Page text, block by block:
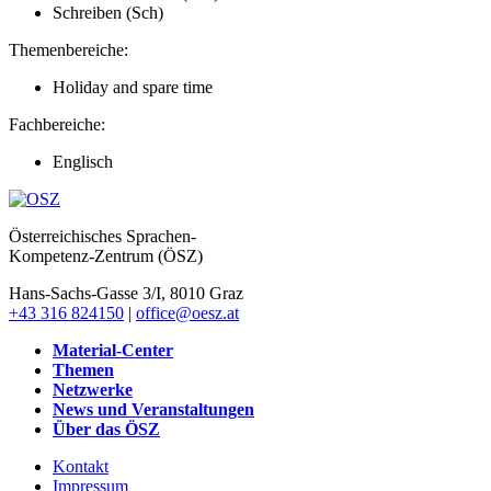
Schreiben (Sch)
Themenbereiche:
Holiday and spare time
Fachbereiche:
Englisch
Österreichisches Sprachen-
Kompetenz-Zentrum (ÖSZ)
Hans-Sachs-Gasse 3/I, 8010 Graz
+43 316 824150 | office@oesz.at
Material-Center
Themen
Netzwerke
News und Veranstaltungen
Über das ÖSZ
Kontakt
Impressum